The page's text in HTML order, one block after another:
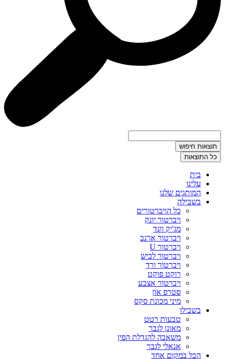
תוצאות חיפוש
כל התוצאות
בית
עלינו
המותגים שלנו
בשבילה
כל הויברטורים
ויברטור יונק
מג'יק וונד
ויברטור ארנב
ויברטור U
ויברטור לביש
ויברטור ורד
רוקט פוקט
ויברטור אצבע
סטרפ און
מיני מכונת סקס
בשבילו
טבעות רטט
מאונן לגבר
משאבה להגדלת הפין
אנאלי לגבר
הכל במקום אחד